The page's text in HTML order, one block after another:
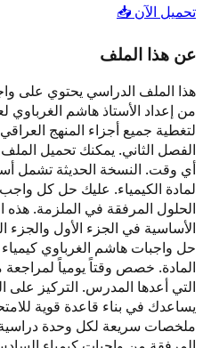
تحميل الآن 📥
عن هذا الملف
هذا الملف الدراسي يحتوي على
لتغطية جميع أجزاء المنهج
أي وقت. النسخة الحديثة تشمل
لمادة الكيمياء. عليك حل كل
الحلول المرفقة في الملزمة. هذه
الأساسية في الجزء الأول والجزء
المادة. خصص وقتاً يومياً لمراجعة
التي أعدها المدرس. التركيز على
يساعدك في بناء قاعدة قوية
ملخصات سريعة لكل وحدة دراسية